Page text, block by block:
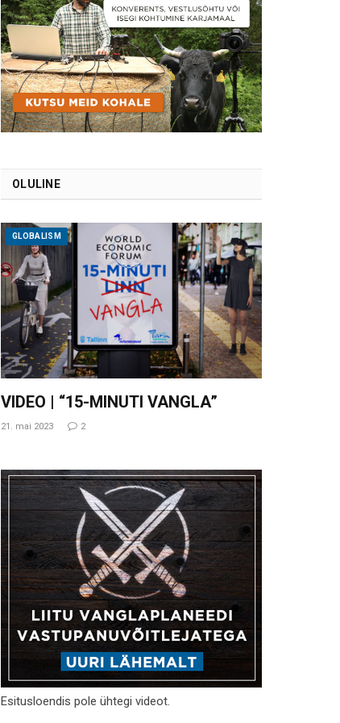
OLULINE
GLOBALISM
VIDEO | “15-MINUTI VANGLA”
21. mai 2023 2
Esitusloendis pole ühtegi videot.